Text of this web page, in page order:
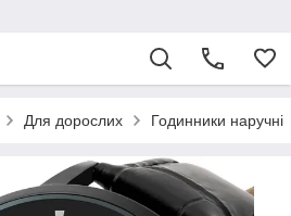
Для дорослих Годинники наручні